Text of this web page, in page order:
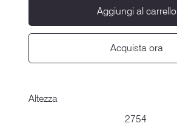
Aggiungi al carrello
Acquista ora
Altezza
2754